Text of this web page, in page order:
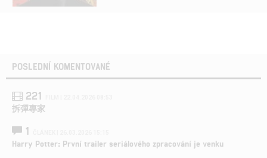
POSLEDNÍ KOMENTOVANÉ
221
拆彈專家
1
Harry Potter: První trailer seriálového zpracování je venku